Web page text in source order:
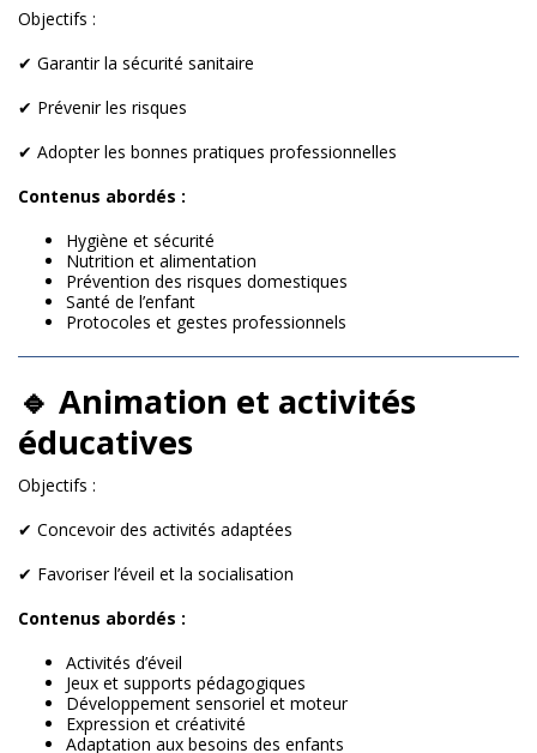
Objectifs :
✔ Garantir la sécurité sanitaire
✔ Prévenir les risques
✔ Adopter les bonnes pratiques professionnelles
Contenus abordés :
Hygiène et sécurité
Nutrition et alimentation
Prévention des risques domestiques
Santé de l’enfant
Protocoles et gestes professionnels
🔹 Animation et activités
éducatives
Objectifs :
✔ Concevoir des activités adaptées
✔ Favoriser l’éveil et la socialisation
Contenus abordés :
Activités d’éveil
Jeux et supports pédagogiques
Développement sensoriel et moteur
Expression et créativité
Adaptation aux besoins des enfants